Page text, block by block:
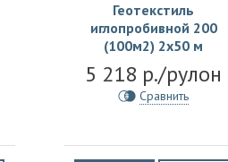
Геотекстиль
иглопробивной 200
(100м2) 2х50 м
5 218 р./рулон
Сравнить